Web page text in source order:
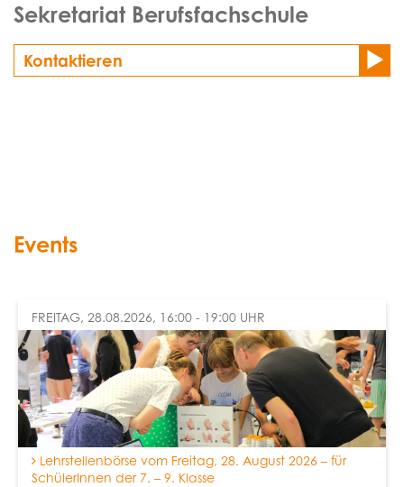
Sekretariat Berufsfachschule
Kontaktieren
Events
FREITAG, 28.08.2026, 16:00 - 19:00 UHR
Lehrstellenbörse vom Freitag, 28. August 2026 – für
SchülerInnen der 7. – 9. Klasse